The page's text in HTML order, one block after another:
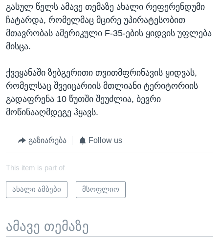
გასულ წელს ამავე თემაზე ახალი რეფერენდუმი
ჩატარდა, რომელმაც მცირე უპირატესობით
მთავრობას ამერიკული F-35-ების ყიდვის უფლება
მისცა.
ქვეყანაში ზებგერითი თვითმფრინავის ყიდვას,
რომელსაც შვეიცარიის მთლიანი ტერიტორიის
გადაფრენა 10 წუთში შეუძლია, ბევრი
მოწინააღმდეგე ჰყავს.
გაზიარება Follow us
This item is part of
ახალი ამბები მსოფლიო
ამავე თემაზე